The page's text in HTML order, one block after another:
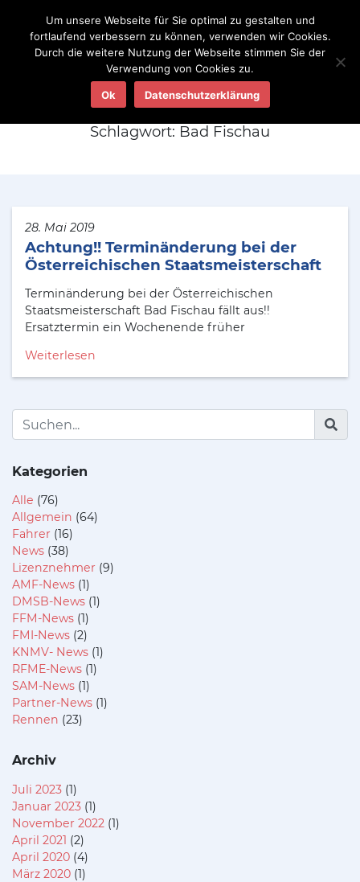
Aktuelles
Schlagwort: Bad Fischau
28. Mai 2019
Achtung!! Terminänderung bei der
Österreichischen Staatsmeisterschaft
Terminänderung bei der Österreichischen
Staatsmeisterschaft Bad Fischau fällt aus!!
Ersatztermin ein Wochenende früher
Weiterlesen
Kategorien
Alle (76)
Allgemein (64)
Fahrer (16)
News (38)
Lizenznehmer (9)
AMF-News (1)
DMSB-News (1)
FFM-News (1)
FMI-News (2)
KNMV- News (1)
RFME-News (1)
SAM-News (1)
Partner-News (1)
Rennen (23)
Archiv
Juli 2023 (1)
Januar 2023 (1)
November 2022 (1)
April 2021 (2)
April 2020 (4)
März 2020 (1)
Um unsere Webseite für Sie optimal zu gestalten und
fortlaufend verbessern zu können, verwenden wir Cookies.
Durch die weitere Nutzung der Webseite stimmen Sie der
Verwendung von Cookies zu.
Ok Datenschutzerklärung